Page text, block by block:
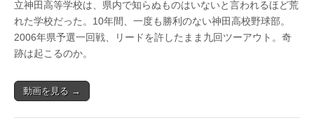
立神田高等学校は、県内で知らぬものはいないと言われるほど荒
れた学校だった。10年間、一度も勝利のない神田高校野球部。
2006年県予選一回戦、リードを許したまま九回ツーアウト。奇
跡は起こるのか。
動画を見る →